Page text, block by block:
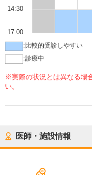
14:30
17:00
: 比較的受診しやすい
:診療中
※実際の状況とは異なる場
い。
医師・施設情報